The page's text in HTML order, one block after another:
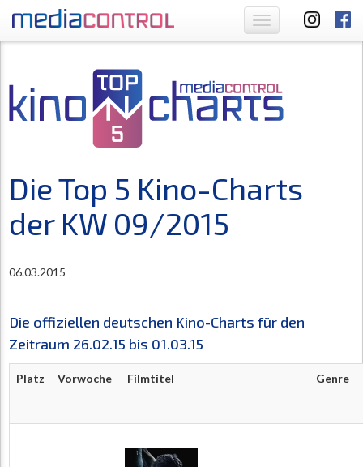
Toggle
navigation
Die Top 5 Kino-Charts
der KW 09/2015
06.03.2015
Die offiziellen deutschen Kino-Charts für den
Zeitraum 26.02.15 bis 01.03.15
Platz Vorwoche Filmtitel Genre